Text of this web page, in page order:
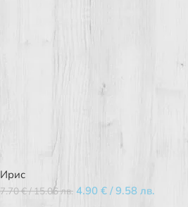
Ирис
7.70€/ 15.06 лв. 4.90 € / 9.58 лв.